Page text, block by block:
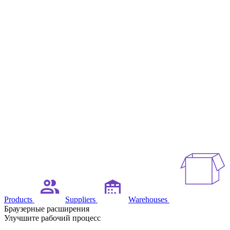
Products Suppliers Warehouses
Браузерные расширения
Улучшите рабочий процесс